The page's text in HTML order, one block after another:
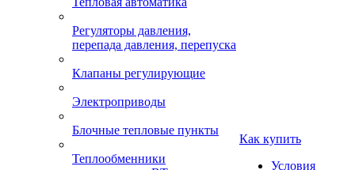
Регуляторы давления,
перепада давления, перепуска
Клапаны регулирующие
Электроприводы
Блочные тепловые пункты
Теплообменники
Как купить
Условия